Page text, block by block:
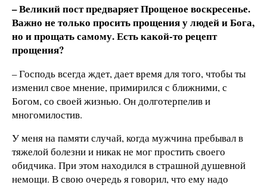
– Великий пост предваряет Прощеное воскресенье.
Важно не только просить прощения у людей и Бога,
но и прощать самому. Есть какой-то рецепт
прощения?
– Господь всегда ждет, дает время для того, чтобы ты
изменил свое мнение, примирился с ближними, с
Богом, со своей жизнью. Он долготерпелив и
многомилостив.
У меня на памяти случай, когда мужчина пребывал в
тяжелой болезни и никак не мог простить своего
обидчика. При этом находился в страшной душевной
немощи. В свою очередь я говорил, что ему надо